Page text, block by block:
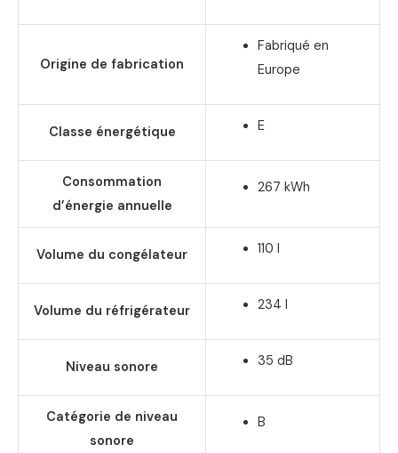
Origine de fabrication
Fabriqué en
Europe
Classe énergétique E
Consommation
d’énergie annuelle
267 kWh
Volume du congélateur 110 l
Volume du réfrigérateur 234 l
Niveau sonore 35 dB
Catégorie de niveau
sonore
B